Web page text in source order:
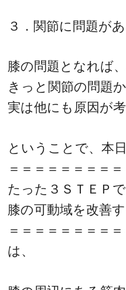
３．関節に問題が
膝の問題となれば
きっと関節の問題
実は他にも原因が
ということで、本
＝＝＝＝＝＝＝＝
たった３ＳＴＥＰ
膝の可動域を改善
＝＝＝＝＝＝＝＝
は、